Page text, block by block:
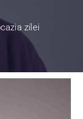
zilei